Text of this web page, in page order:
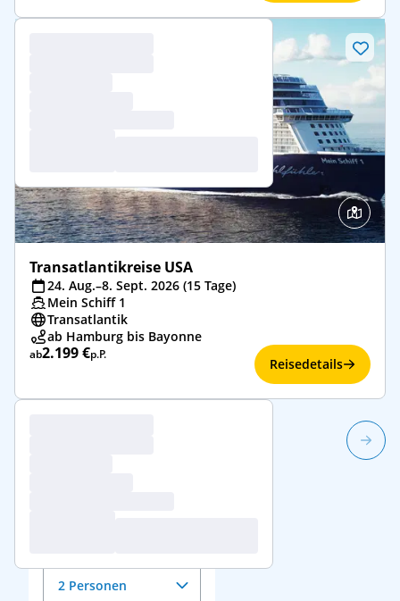
2 Personen
Transatlantikreise USA
24. Aug.–8. Sept. 2026 (15 Tage)
Mein Schiff 1
Transatlantik
ab Hamburg bis Bayonne
ab2.199 €p.P.
Reisedetails